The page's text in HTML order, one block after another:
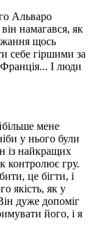
Альваро
намагався, як
щось
себе гіршими за
І люди
мене
у нього були
із найкращих
контролює гру.
це бігти, і
якість, як у
дуже допоміг
його, і я